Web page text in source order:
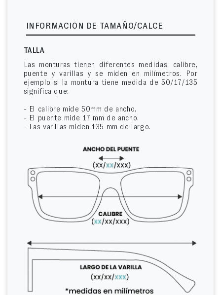
INFORMACIÓN DE TAMAÑO/CALCE
TALLA
Las monturas tienen diferentes medidas, calibre,
puente y varillas y se miden en milímetros. Por
ejemplo si la montura tiene medida de 50/17/135
significa que:
- El calibre mide 50mm de ancho.
- El puente mide 17 mm de ancho.
- Las varillas miden 135 mm de largo.